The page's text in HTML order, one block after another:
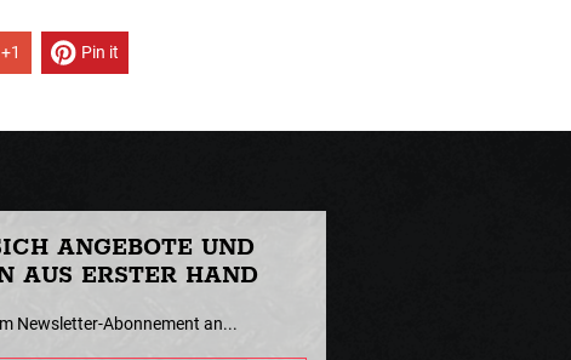
+1 Pin it
ANGEBOTE UND
AUS ERSTER HAND
Newsletter-Abonnement an...